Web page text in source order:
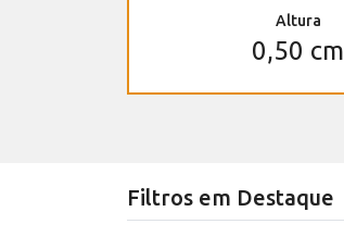
Altura
0,50 cm
Filtros em Destaque